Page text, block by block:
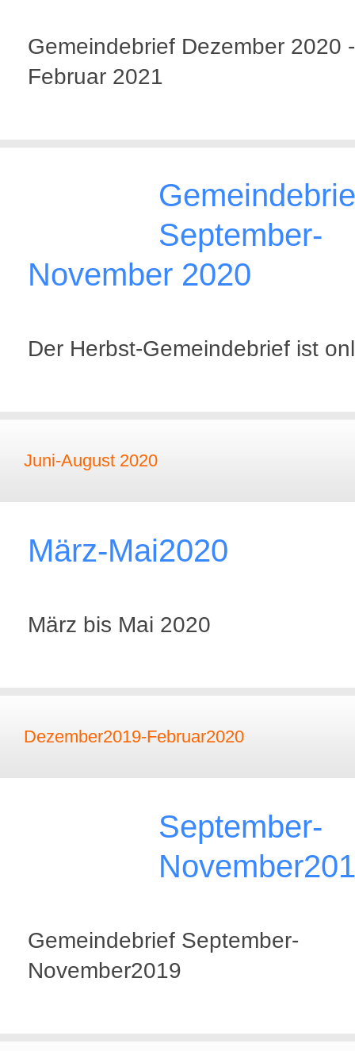
Gemeindebrief Dezember 2020 -
Februar 2021
September-
November 2020
Der Herbst-Gemeindebrief ist
Juni-August 2020
März-Mai2020
März bis Mai 2020
Dezember2019-Februar2020
September-
Gemeindebrief September-
November2019